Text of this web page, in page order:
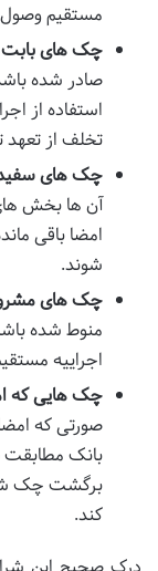
مستقیم
چک های
صادر شده
استفاده از
تخلف از تعهد
چک های سفید
آن ها بخش
امضا باقی
شوند.
چک های
منوط شده
اجراییه
چک هایی که
صورتی که
بانک مطابقت
برگشت چک شده
کند.